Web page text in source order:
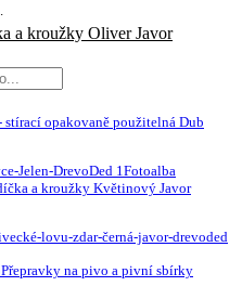
Fotoalba
Přepravky na pivo a pivní sbírky